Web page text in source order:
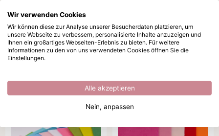
Zum Hauptinhalt springen
Sofort ab Lager lieferbar
Filz
Startseite / Textilien / Filz
DIY-Projekt Farbe
Wir verwenden Cookies
Wir können diese zur Analyse unserer Besucherdaten platzieren, um
unsere Webseite zu verbessern, personalisierte Inhalte anzuzeigen und
Ihnen ein großartiges Webseiten-Erlebnis zu bieten. Für weitere
Informationen zu den von uns verwendeten Cookies öffnen Sie die
Einstellungen.
Alle akzeptieren
Nein, anpassen